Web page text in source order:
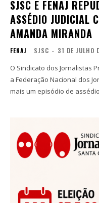
SJSC E FENAJ
ASSÉDIO JUDICIAL
AMANDA MIRANDA
FENAJ SJSC - 31 DE JULHO
O Sindicato dos Jornalistas
a Federação Nacional dos
mais um episódio de